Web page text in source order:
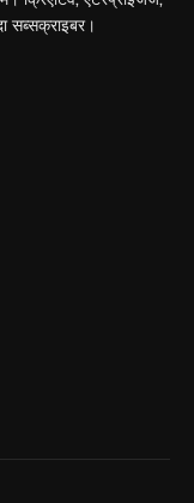
सब्सक्राइबर।